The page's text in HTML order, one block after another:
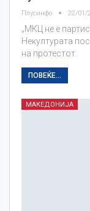
Плусинфо 22/01/
„МКЦ не е
Некултурата
на протестот.
ПОВЕЌЕ...
МАКЕДОНИЈА